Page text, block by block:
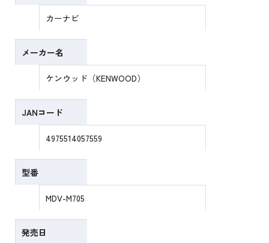
カーナビ
メーカー名
ケンウッド（KENWOOD）
JANコード
4975514057559
型番
MDV-M705
発売日